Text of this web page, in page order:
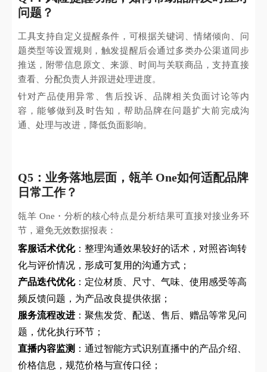
问题？
工具支持自定义提醒条件，可根据关键词、情绪倾向、问
题类型等设置规则，触发提醒后会通过多类办公渠道同步
推送，附带信息原文、来源、时间与关联商品，支持直接
查看、分配负责人并跟进处理进度。
针对产品使用异常、售后投诉、品牌相关负面讨论等内
容，能够做到及时告知，帮助品牌在问题扩大前完成沟
通、处理与改进，降低负面影响。
Q5：业务落地层面，瓴羊 One如何适配品牌
日常工作？
瓴羊 One・分析的核心特点是分析结果可直接对接业务环
节，避免无效数据报表：
客服话术优化：整理沟通效果较好的话术，对照咨询转
化与评价情况，形成可复用的沟通方式；
产品迭代优化：定位材质、尺寸、气味、使用感受等高
频反馈问题，为产品改良提供依据；
服务流程改进 ：聚焦发货、配送、售后、赠品等常见问
题，优化执行环节；
直播内容监测 ：通过智能方式识别直播中的产品介绍、
价格信息，规范价格与宣传口径；